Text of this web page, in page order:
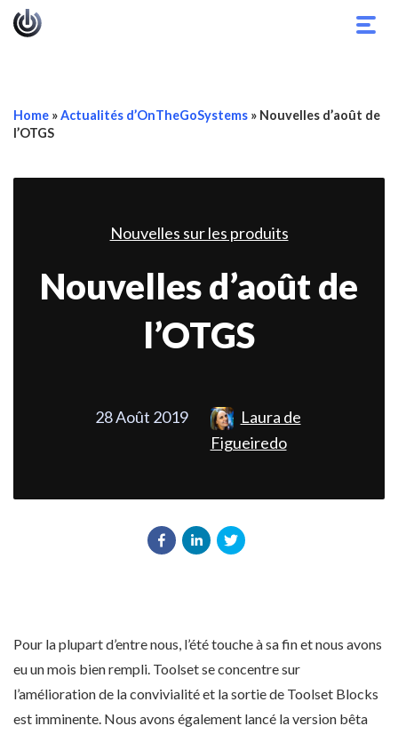
Home »Actualités d’OnTheGoSystems » Nouvelles d’août de
l’OTGS
Nouvelles sur les produits
Nouvelles d’août de
l’OTGS
28 Août 2019
Laura de
Figueiredo
Pour la plupart d’entre nous, l’été touche à sa fin et nous avons
eu un mois bien rempli. Toolset se concentre sur
l’amélioration de la convivialité et la sortie de Toolset Blocks
est imminente. Nous avons également lancé la version bêta